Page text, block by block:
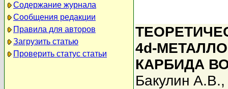
Содержание журнала
Сообщения редакции
Правила для авторов
Загрузить статью
Проверить статус статьи
4d-
КАРБИДА
Бакулин А.В.